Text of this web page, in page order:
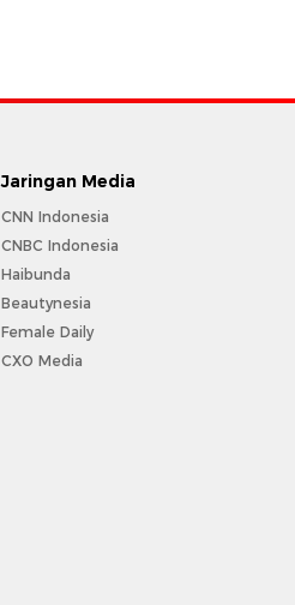
Jaringan Media
CNN Indonesia
CNBC Indonesia
Haibunda
Beautynesia
Female Daily
CXO Media